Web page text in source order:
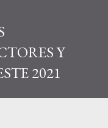
Y
2021